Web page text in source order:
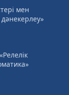
мен